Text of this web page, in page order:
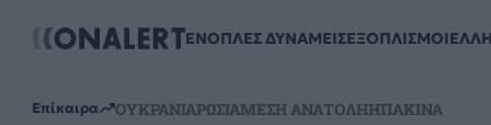
ΕΝΟΠΛΕΣ ΔΥΝΑΜΕΙΣΕΞΟΠΛΙΣΜΟΙ
Επίκαιρα ΟΥΚΡΑΝΙΑΡΩΣΙΑΜΕΣΗ ΑΝΑΤΟΛΗΗΠΑΚΙΝΑ